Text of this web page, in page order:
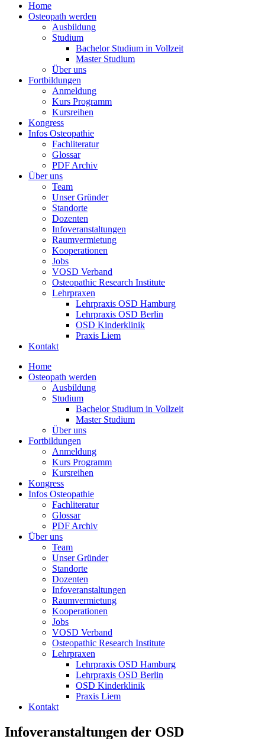
Home
Osteopath werden
Ausbildung
Studium
Bachelor Studium in Vollzeit
Master Studium
Über uns
Fortbildungen
Anmeldung
Kurs Programm
Kursreihen
Kongress
Infos Osteopathie
Fachliteratur
Glossar
PDF Archiv
Über uns
Team
Unser Gründer
Standorte
Dozenten
Infoveranstaltungen
Raumvermietung
Kooperationen
Jobs
VOSD Verband
Osteopathic Research Institute
Lehrpraxen
Lehrpraxis OSD Hamburg
Lehrpraxis OSD Berlin
OSD Kinderklinik
Praxis Liem
Kontakt
Home
Osteopath werden
Ausbildung
Studium
Bachelor Studium in Vollzeit
Master Studium
Über uns
Fortbildungen
Anmeldung
Kurs Programm
Kursreihen
Kongress
Infos Osteopathie
Fachliteratur
Glossar
PDF Archiv
Über uns
Team
Unser Gründer
Standorte
Dozenten
Infoveranstaltungen
Raumvermietung
Kooperationen
Jobs
VOSD Verband
Osteopathic Research Institute
Lehrpraxen
Lehrpraxis OSD Hamburg
Lehrpraxis OSD Berlin
OSD Kinderklinik
Praxis Liem
Kontakt
Infoveranstaltungen der OSD